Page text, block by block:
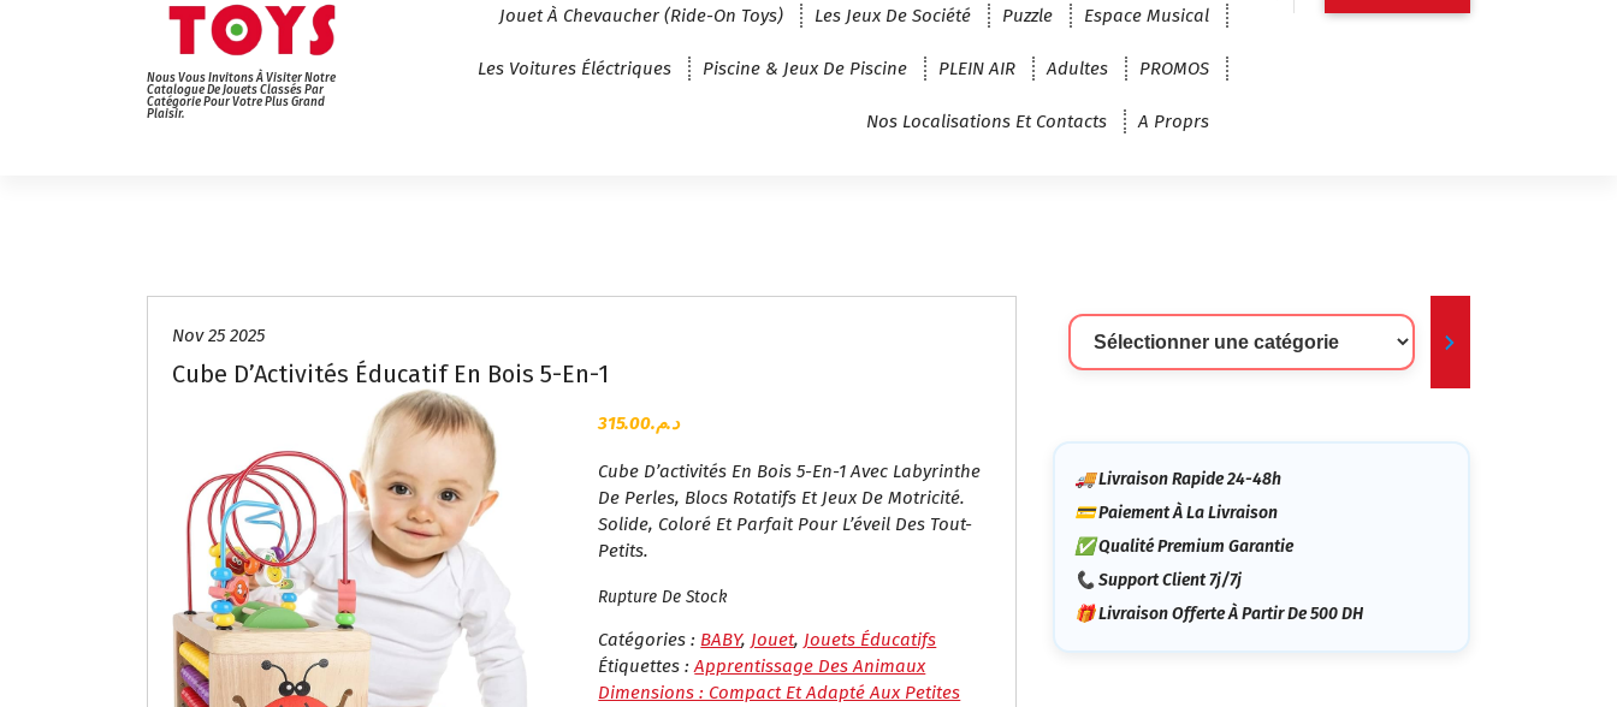
Nous Vous Invitons À Visiter Notre
Catalogue De Jouets Classés Par
Catégorie Pour Votre Plus Grand
Plaisir.
Jouet À Chevaucher (Ride-On Toys) Les Jeux De Société Puzzle Espace Musical
Les Voitures Éléctriques Piscine & Jeux De Piscine PLEIN AIR Adultes PROMOS
Nos Localisations Et Contacts A Proprs
Nov 25 2025
Cube D’Activités Éducatif En Bois 5-En-1
د.م.315.00
Cube D’activités En Bois 5-En-1 Avec Labyrinthe
De Perles, Blocs Rotatifs Et Jeux De Motricité.
Solide, Coloré Et Parfait Pour L’éveil Des Tout-
Petits.
Rupture De Stock
Catégories : BABY, Jouet, Jouets Éducatifs
Étiquettes :Apprentissage Des Animaux
Dimensions : Compact Et Adapté Aux Petites
Sélectionner
Une
🚚 Livraison Rapide 24-48h
💳 Paiement À La Livraison
✅ Qualité Premium Garantie
📞 Support Client 7j/7j
🎁 Livraison Offerte À Partir De 500 DH